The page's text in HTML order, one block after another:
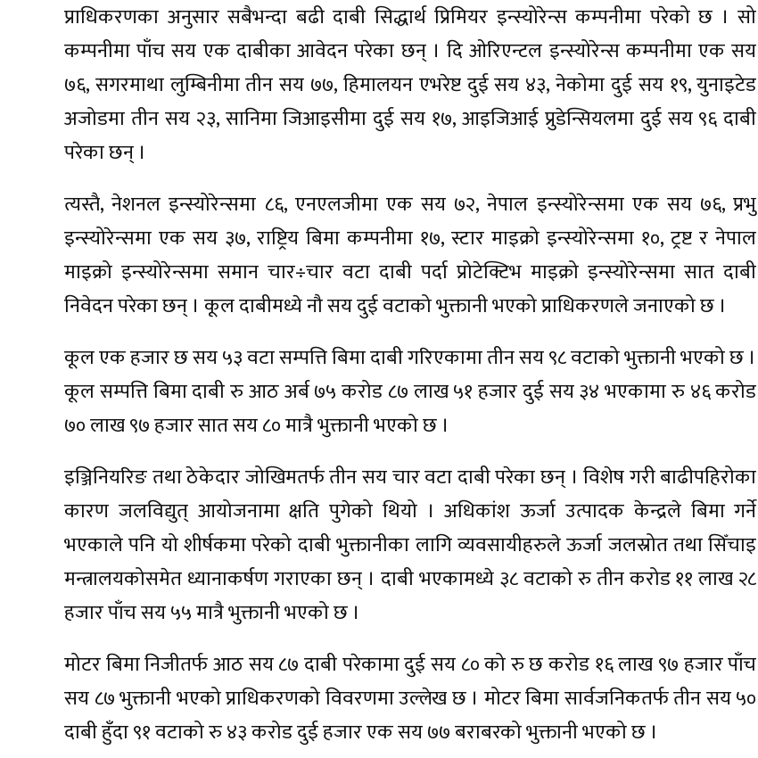
प्राधिकरणका अनुसार सबैभन्दा बढी दाबी सिद्धार्थ प्रिमियर इन्स्योरेन्स कम्पनीमा परेको छ । सो
कम्पनीमा पाँच सय एक दाबीका आवेदन परेका छन् । दि ओरिएन्टल इन्स्योरेन्स कम्पनीमा एक सय
७६, सगरमाथा लुम्बिनीमा तीन सय ७७, हिमालयन एभरेष्ट दुई सय ४३, नेकोमा दुई सय १९, युनाइटेड
अजोडमा तीन सय २३, सानिमा जिआइसीमा दुई सय १७, आइजिआई प्रुडेन्सियलमा दुई सय ९६ दाबी
परेका छन् ।
त्यस्तै, नेशनल इन्स्योरेन्समा ८६, एनएलजीमा एक सय ७२, नेपाल इन्स्योरेन्समा एक सय ७६, प्रभु
इन्स्योरेन्समा एक सय ३७, राष्ट्रिय बिमा कम्पनीमा १७, स्टार माइक्रो इन्स्योरेन्समा १०, ट्रष्ट र नेपाल
माइक्रो इन्स्योरेन्समा समान चार÷चार वटा दाबी पर्दा प्रोटेक्टिभ माइक्रो इन्स्योरेन्समा सात दाबी
निवेदन परेका छन् । कूल दाबीमध्ये नौ सय दुई वटाको भुक्तानी भएको प्राधिकरणले जनाएको छ ।
कूल एक हजार छ सय ५३ वटा सम्पत्ति बिमा दाबी गरिएकामा तीन सय ९८ वटाको भुक्तानी भएको छ ।
कूल सम्पत्ति बिमा दाबी रु आठ अर्ब ७५ करोड ८७ लाख ५१ हजार दुई सय ३४ भएकामा रु ४६ करोड
७० लाख ९७ हजार सात सय ८० मात्रै भुक्तानी भएको छ ।
इञ्जिनियरिङ तथा ठेकेदार जोखिमतर्फ तीन सय चार वटा दाबी परेका छन् । विशेष गरी बाढीपहिरोका
कारण जलविद्युत् आयोजनामा क्षति पुगेको थियो । अधिकांश ऊर्जा उत्पादक केन्द्रले बिमा गर्ने
भएकाले पनि यो शीर्षकमा परेको दाबी भुक्तानीका लागि व्यवसायीहरुले ऊर्जा जलस्रोत तथा सिँचाइ
मन्त्रालयकोसमेत ध्यानाकर्षण गराएका छन् । दाबी भएकामध्ये ३८ वटाको रु तीन करोड ११ लाख २८
हजार पाँच सय ५५ मात्रै भुक्तानी भएको छ ।
मोटर बिमा निजीतर्फ आठ सय ८७ दाबी परेकामा दुई सय ८० को रु छ करोड १६ लाख ९७ हजार पाँच
सय ८७ भुक्तानी भएको प्राधिकरणको विवरणमा उल्लेख छ । मोटर बिमा सार्वजनिकतर्फ तीन सय ५०
दाबी हुँदा ९१ वटाको रु ४३ करोड दुई हजार एक सय ७७ बराबरको भुक्तानी भएको छ ।